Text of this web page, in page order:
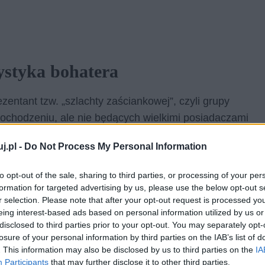
- Do Not Process My Personal Information
opt-out of the sale, sharing to third parties, or processing of your
for targeted advertising by us, please use the below opt-out
selection. Please note that after your opt-out request is processed
interest-based ads based on personal information utilized by us
to third parties prior to your opt-out. You may separately
of your personal information by third parties on the IAB’s list of
This information may also be disclosed by us to third parties on the
Participants that may further disclose it to other third parties.
bohatera
tzw. „szlachty zaściankowej”, czyli grupy
ale nie będących wielkimi posiadaczami
szlacheckiego w swojej okolicy. Było tak ze
przeszłość – szlachcic brał bowiem udział w
się w czasie insurekcji kościuszkowskiej. Maciej
życiu, do tego stopnia, że nie jest w stanie znieść
Nie jest również zwolennikiem wiary w Napoleona,
odbywa się ona właśnie w zaścianku